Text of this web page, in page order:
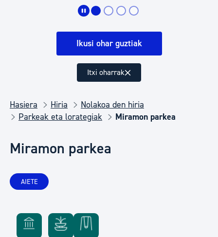
Ikusi ohar guztiak
Itxi oharrak
Hasiera Hiria
Nolakoa den hiria
Parkeak eta lorategiak
Miramon parkea
Miramon parkea
AIETE